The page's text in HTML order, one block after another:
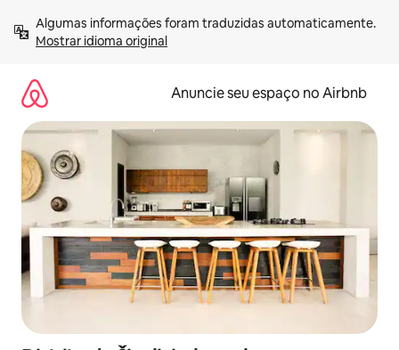
para
Mostrar idioma original
Anuncie seu espaço no Airbnb